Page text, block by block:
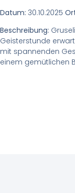
Datum: 30.10.2025
Beschreibung:
Geisterstunde
mit spannenden
einem gemütlichen